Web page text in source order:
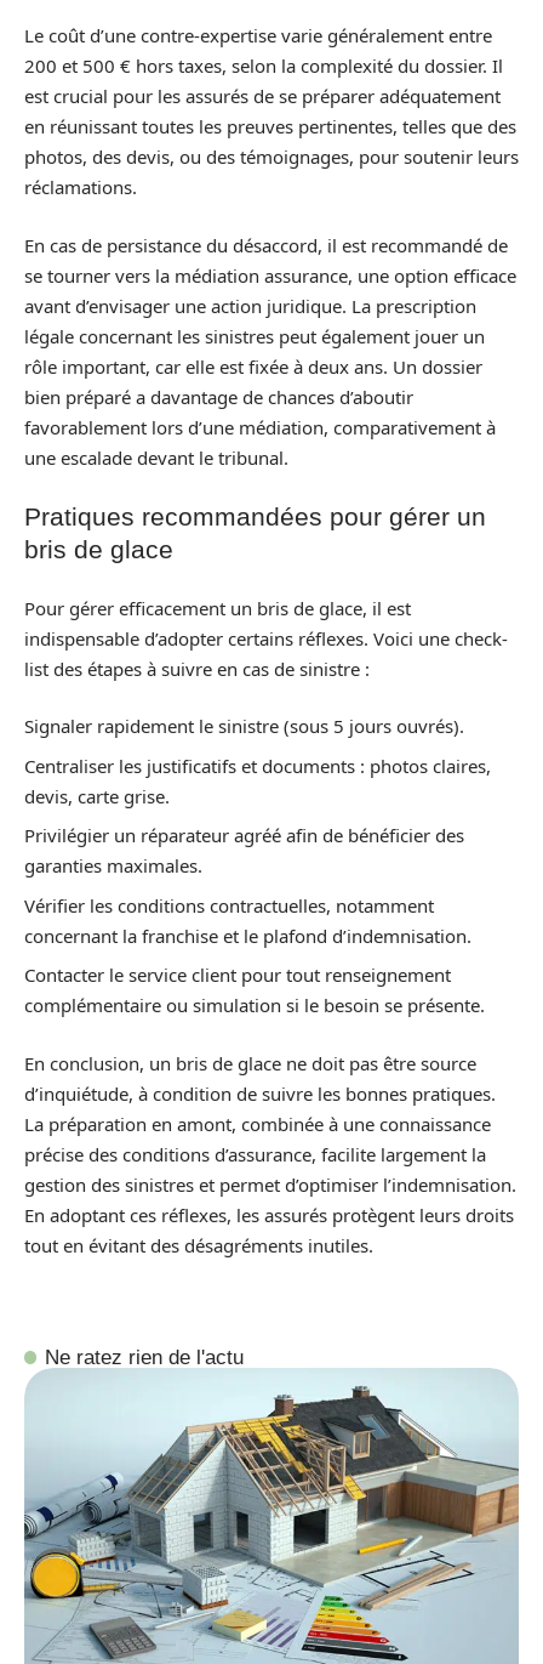
Le coût d’une contre-expertise varie généralement entre
200 et 500 € hors taxes, selon la complexité du dossier. Il
est crucial pour les assurés de se préparer adéquatement
en réunissant toutes les preuves pertinentes, telles que des
photos, des devis, ou des témoignages, pour soutenir leurs
réclamations.
En cas de persistance du désaccord, il est recommandé de
se tourner vers la médiation assurance, une option efficace
avant d’envisager une action juridique. La prescription
légale concernant les sinistres peut également jouer un
rôle important, car elle est fixée à deux ans. Un dossier
bien préparé a davantage de chances d’aboutir
favorablement lors d’une médiation, comparativement à
une escalade devant le tribunal.
Pratiques recommandées pour gérer un
bris de glace
Pour gérer efficacement un bris de glace, il est
indispensable d’adopter certains réflexes. Voici une check-
list des étapes à suivre en cas de sinistre :
Signaler rapidement le sinistre (sous 5 jours ouvrés).
Centraliser les justificatifs et documents : photos claires,
devis, carte grise.
Privilégier un réparateur agréé afin de bénéficier des
garanties maximales.
Vérifier les conditions contractuelles, notamment
concernant la franchise et le plafond d’indemnisation.
Contacter le service client pour tout renseignement
complémentaire ou simulation si le besoin se présente.
En conclusion, un bris de glace ne doit pas être source
d’inquiétude, à condition de suivre les bonnes pratiques.
La préparation en amont, combinée à une connaissance
précise des conditions d’assurance, facilite largement la
gestion des sinistres et permet d’optimiser l’indemnisation.
En adoptant ces réflexes, les assurés protègent leurs droits
tout en évitant des désagréments inutiles.
Ne ratez rien de l'actu